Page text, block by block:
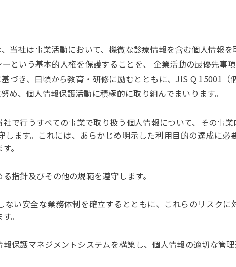
当社は事業活動において、機微な診療情報を含む個人情報
という基本的人権を保護することを、 企業活動の最優先事
づき、日頃から教育・研修に励むとともに、JIS Q 15001
め、個人情報保護活動に積極的に取り組んでまいります。
で行うすべての事業で取り扱う個人情報について、その事
します。これには、あらかじめ明示した利用目的の達成に
。
指針及びその他の規範を遵守します。
い安全な業務体制を確立するとともに、これらのリスク
。
保護マネジメントシステムを構築し、個人情報の適切な管理